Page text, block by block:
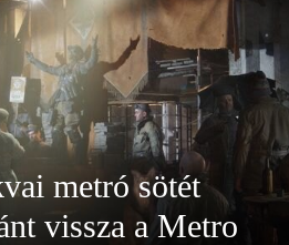
metró sötét
vissza a Metro